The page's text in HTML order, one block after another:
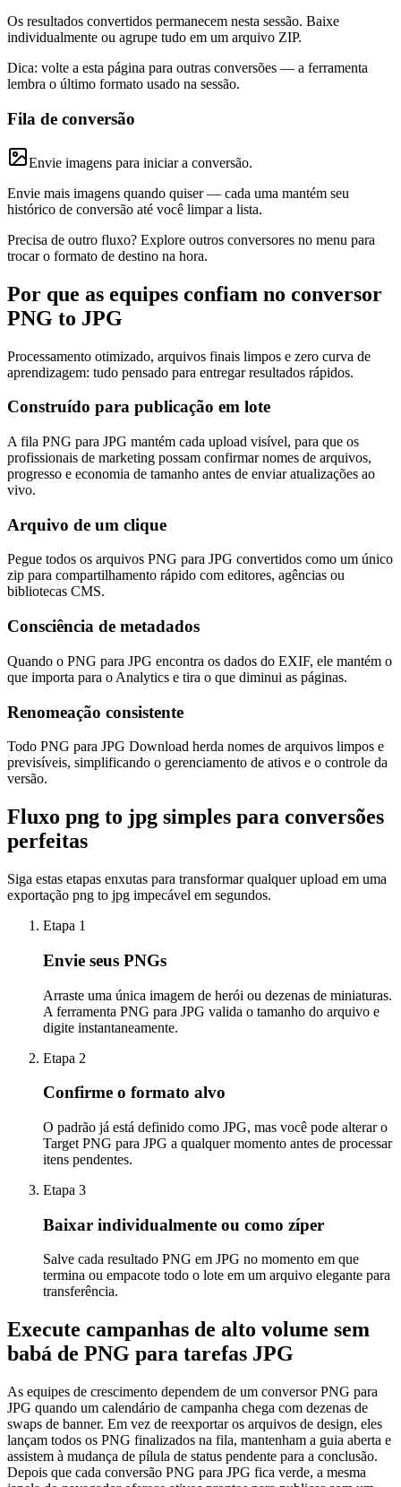
Os resultados convertidos permanecem nesta sessão. Baixe
individualmente ou agrupe tudo em um arquivo ZIP.
Dica: volte a esta página para outras conversões — a ferramenta
lembra o último formato usado na sessão.
Fila de conversão
Envie imagens para iniciar a conversão.
Envie mais imagens quando quiser — cada uma mantém seu
histórico de conversão até você limpar a lista.
Precisa de outro fluxo? Explore outros conversores no menu para
trocar o formato de destino na hora.
Por que as equipes confiam no conversor
PNG to JPG
Processamento otimizado, arquivos finais limpos e zero curva de
aprendizagem: tudo pensado para entregar resultados rápidos.
Construído para publicação em lote
A fila PNG para JPG mantém cada upload visível, para que os
profissionais de marketing possam confirmar nomes de arquivos,
progresso e economia de tamanho antes de enviar atualizações ao
vivo.
Arquivo de um clique
Pegue todos os arquivos PNG para JPG convertidos como um único
zip para compartilhamento rápido com editores, agências ou
bibliotecas CMS.
Consciência de metadados
Quando o PNG para JPG encontra os dados do EXIF, ele mantém o
que importa para o Analytics e tira o que diminui as páginas.
Renomeação consistente
Todo PNG para JPG Download herda nomes de arquivos limpos e
previsíveis, simplificando o gerenciamento de ativos e o controle da
versão.
Fluxo png to jpg simples para conversões
perfeitas
Siga estas etapas enxutas para transformar qualquer upload em uma
exportação png to jpg impecável em segundos.
Etapa 1
Envie seus PNGs
Arraste uma única imagem de herói ou dezenas de miniaturas.
A ferramenta PNG para JPG valida o tamanho do arquivo e
digite instantaneamente.
Etapa 2
Confirme o formato alvo
O padrão já está definido como JPG, mas você pode alterar o
Target PNG para JPG a qualquer momento antes de processar
itens pendentes.
Etapa 3
Baixar individualmente ou como zíper
Salve cada resultado PNG em JPG no momento em que
termina ou empacote todo o lote em um arquivo elegante para
transferência.
Execute campanhas de alto volume sem
babá de PNG para tarefas JPG
As equipes de crescimento dependem de um conversor PNG para
JPG quando um calendário de campanha chega com dezenas de
swaps de banner. Em vez de reexportar os arquivos de design, eles
lançam todos os PNG finalizados na fila, mantenham a guia aberta e
assistem à mudança de pílula de status pendente para a conclusão.
Depois que cada conversão PNG para JPG fica verde, a mesma